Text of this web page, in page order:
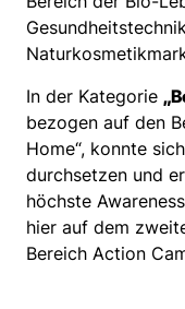
In der Kategorie
bezogen auf den
Home“, konnte sich
durchsetzen und
höchste
hier auf dem
Bereich Action